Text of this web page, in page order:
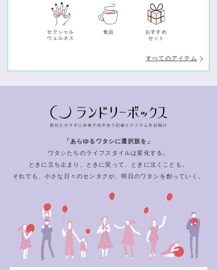
セクシャル
ウェルネス
食品
おすすめ
セット
すべてのアイテム
「あらゆるワタシに選択肢を」
ワタシたちのライフスタイルは変化する。
ときに立ち止まり、ときに笑って、ときに泣くことも。
それでも、小さな日々のセンタクが、明日のワタシを創っていく。